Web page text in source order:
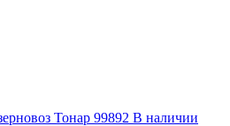
В наличии